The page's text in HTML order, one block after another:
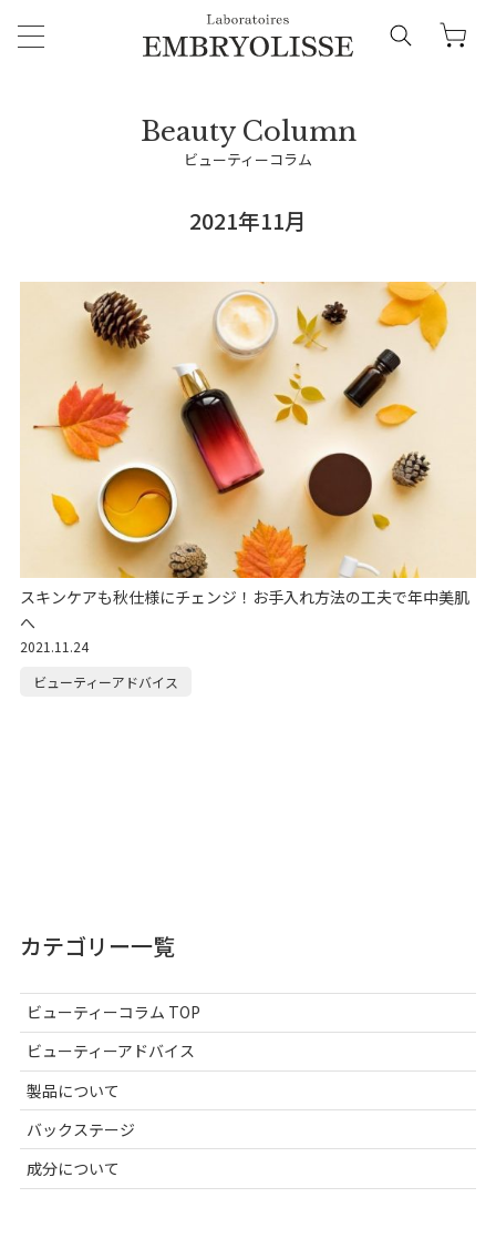
ビューティーコラム
2021年11月
スキンケアも秋仕様にチェンジ！お手入れ方法の工夫で年中美肌
へ
2021.11.24
ビューティーアドバイス
カテゴリー一覧
ビューティーコラム TOP
ビューティーアドバイス
製品について
バックステージ
成分について